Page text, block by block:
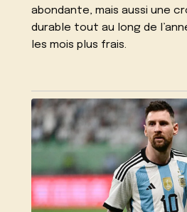
abondante, mais aussi une
durable tout au long de
les mois plus frais.